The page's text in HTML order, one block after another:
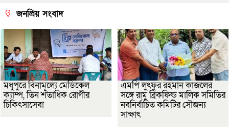
জনপ্রিয় সংবাদ
মধুপুরে বিনামূল্যে মেডিকেল
ক্যাম্প, তিন শতাধিক রোগীর
চিকিৎসাসেবা
এমপি লুৎফুর রহমান কাজলের
সঙ্গে রামু ব্রিকফিল্ড মালিক সমিতির
নবনির্বাচিত কমিটির সৌজন্য
সাক্ষাৎ